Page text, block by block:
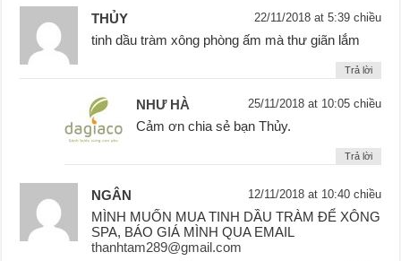
THỦY 22/11/2018 at 5:39 chiều
tinh dầu tràm xông phòng ấm mà thư giãn lắm
Trả lời
NHƯ HÀ 25/11/2018 at 10:05 chiều
Cảm ơn chia sẻ bạn Thủy.
Trả lời
NGÂN 12/11/2018 at 10:40 chiều
MÌNH MUỐN MUA TINH DẦU TRÀM ĐỂ XÔNG
SPA, BÁO GIÁ MÌNH QUA EMAIL
thanhtam289@gmail.com